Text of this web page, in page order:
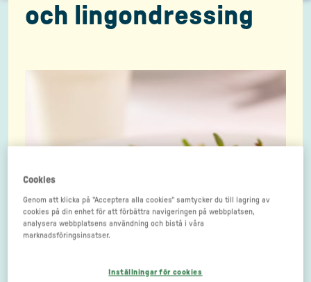
och lingondressing
Cookies
Genom att klicka på "Acceptera alla cookies" samtycker du till lagring av
cookies på din enhet för att förbättra navigeringen på webbplatsen,
analysera webbplatsens användning och bistå i våra
marknadsföringsinsatser.
Inställningar för cookies